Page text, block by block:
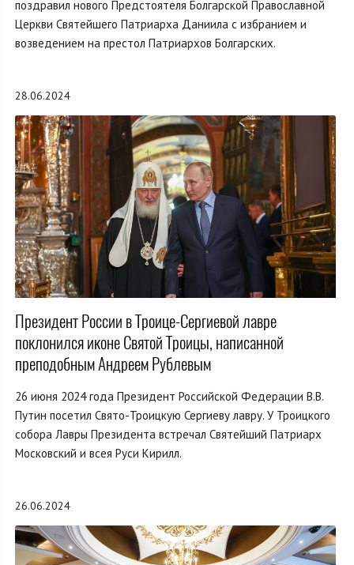
поздравил нового Предстоятеля Болгарской Православной
Церкви Святейшего Патриарха Даниила с избранием и
возведением на престол Патриархов Болгарских.
28.06.2024
Президент России в Троице-Сергиевой лавре
поклонился иконе Святой Троицы, написанной
преподобным Андреем Рублевым
26 июня 2024 года Президент Российской Федерации В.В.
Путин посетил Свято-Троицкую Сергиеву лавру. У Троицкого
собора Лавры Президента встречал Святейший Патриарх
Московский и всея Руси Кирилл.
26.06.2024